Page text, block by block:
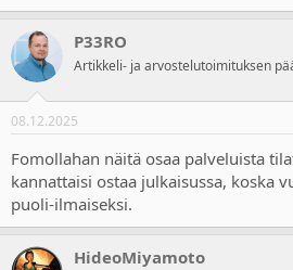
P33RO
Artikkeli- ja arvostelutoimituksen
08.12.2025
Fomollahan näitä osaa palveluista
kannattaisi ostaa julkaisussa, koska
puoli-ilmaiseksi.
HideoMiyamoto